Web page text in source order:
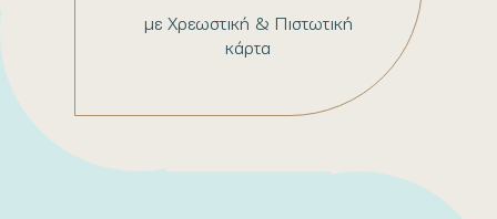
με Χρεωστική & Πιστωτική
κάρτα